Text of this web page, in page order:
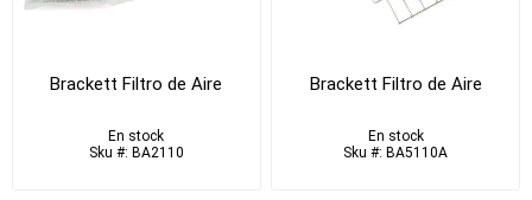
Brackett Filtro de Aire
En stock
Sku #: BA2110
Brackett Filtro de Aire
En stock
Sku #: BA5110A